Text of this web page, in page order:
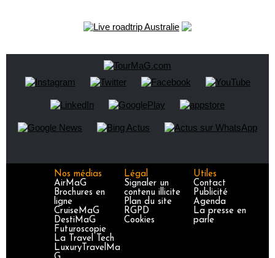
Nos médias
AirMaG
Brochures en
ligne
CruiseMaG
DestiMaG
Futuroscopie
La Travel Tech
LuxuryTravelMa
Légal
Signaler un
contenu illicite
Plan du site
RGPD
Cookies
Utiles
Contact
Publicité
Agenda
La presse en
parle